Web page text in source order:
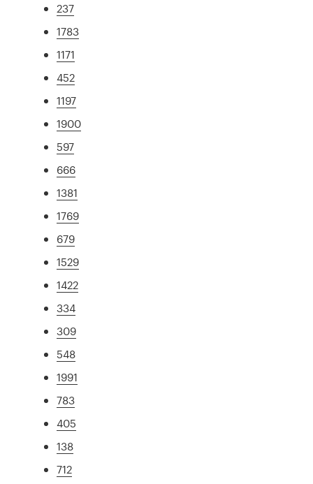
237
1783
1171
452
1197
1900
597
666
1381
1769
679
1529
1422
334
309
548
1991
783
405
138
712